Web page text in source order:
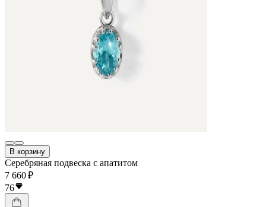
В корзину
Серебряная подвеска с апатитом
7 660 ₽
76